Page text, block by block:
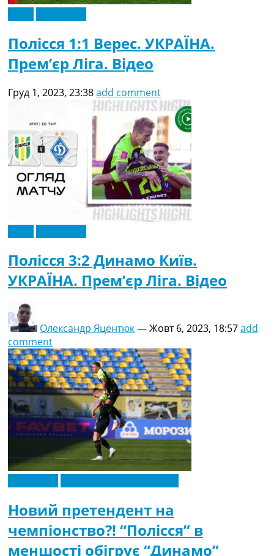
Полісся 1:1 Верес. УКРАЇНА.
Прем’єр Ліга. Відео
Груд 1, 2023, 23:38add comment
Полісся 3:2 Динамо Київ.
УКРАЇНА. Прем’єр Ліга. Відео
Олександр Яцентюк—Жовт 6, 2023, 18:57add
comment
Новий претендент на
чемпіонство?! “Полісся” в
меншості обігрує “Динамо”